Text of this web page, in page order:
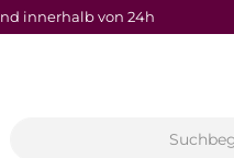
innerhalb von 24h